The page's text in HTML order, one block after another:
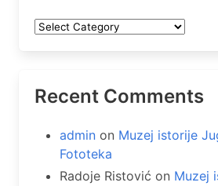
Kategorije
Recent Comments
admin on Muzej istorije
Fototeka
Radoje Ristović on Muzej